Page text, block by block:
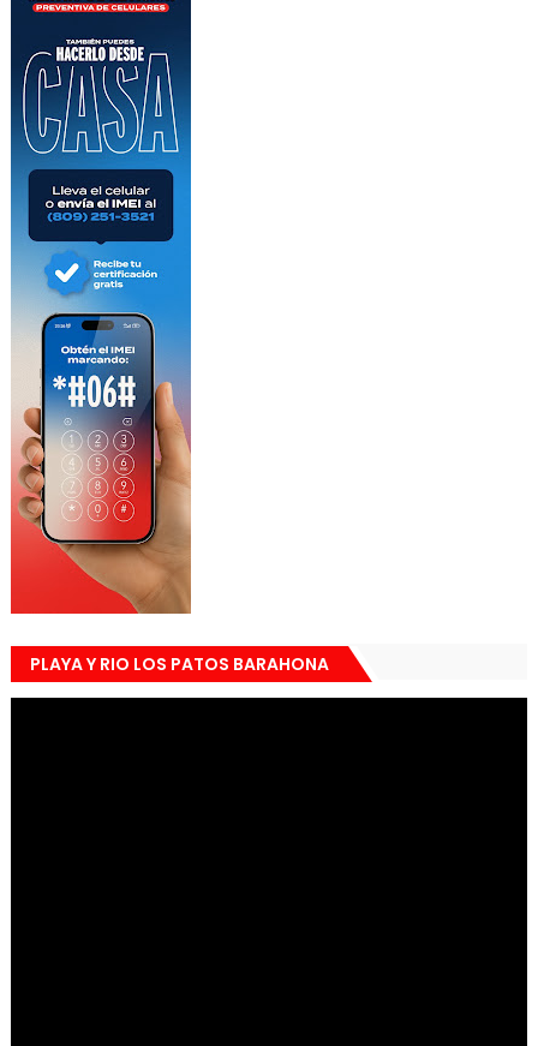
PLAYA Y RIO LOS PATOS BARAHONA